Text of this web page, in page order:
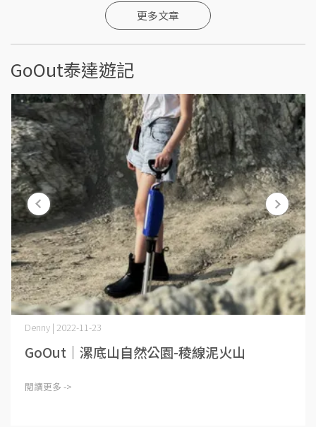
更多文章
GoOut泰達遊記
Denny | 2022-11-23
GoOut｜漯底山自然公園-稜線泥火山
閱讀更多 ->